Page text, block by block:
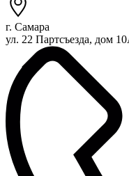
г. Самара
ул. 22 Партсъезда, дом